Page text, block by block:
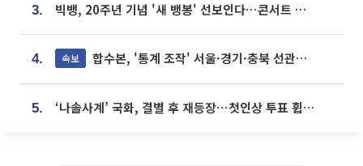
3. 빅뱅, 20주년 기념 '새 뱅봉' 선보인다⋯콘서트 앞두고 팝업 개최
4. 속보 합수본, '통계 조작' 서울·경기·충북 선관위 등 추가 압수수색
5. ‘나솔사계’ 국화, 결별 후 재등장⋯첫인상 투표 휩쓸고 ‘인기녀’ 등극